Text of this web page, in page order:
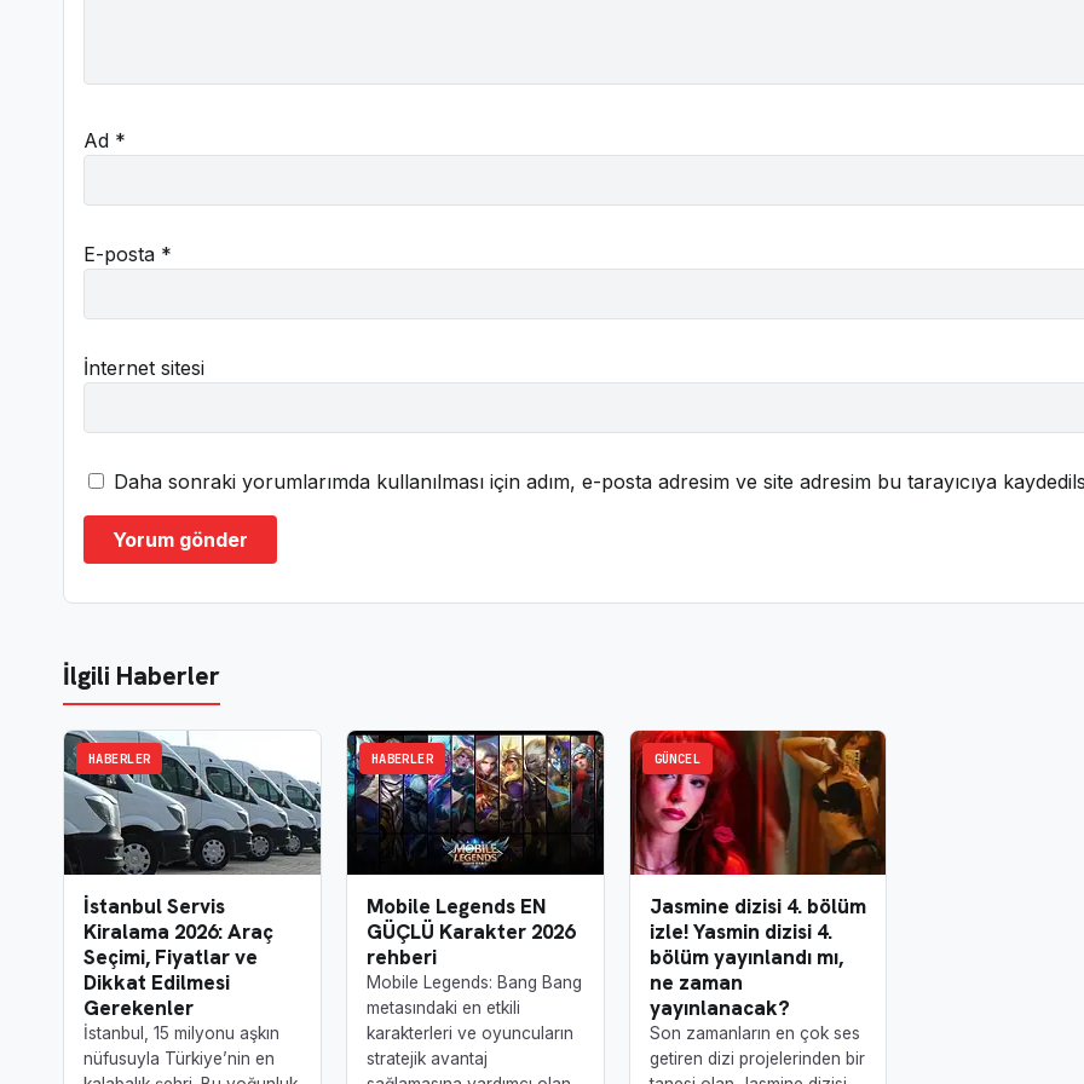
Ad *
E-posta *
İnternet sitesi
Daha sonraki yorumlarımda kullanılması için adım, e-posta adresim ve site adresim bu tarayıcıya
İlgili Haberler
HABERLER
İstanbul Servis
Kiralama 2026: Araç
Seçimi, Fiyatlar ve
Dikkat Edilmesi
Gerekenler
İstanbul, 15 milyonu aşkın
nüfusuyla Türkiye’nin en
HABERLER
Mobile Legends EN
GÜÇLÜ Karakter 2026
rehberi
Mobile Legends: Bang Bang
metasındaki en etkili
karakterleri ve oyuncuların
stratejik avantaj
GÜNCEL
Jasmine dizisi 4. bölüm
izle! Yasmin dizisi 4.
bölüm yayınlandı mı,
ne zaman
yayınlanacak?
Son zamanların en çok ses
getiren dizi projelerinden bir